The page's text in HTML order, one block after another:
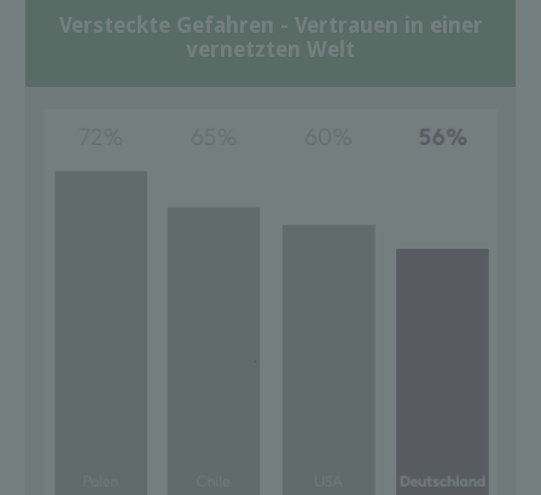
Versteckte Gefahren - Vertrauen in einer
vernetzten Welt